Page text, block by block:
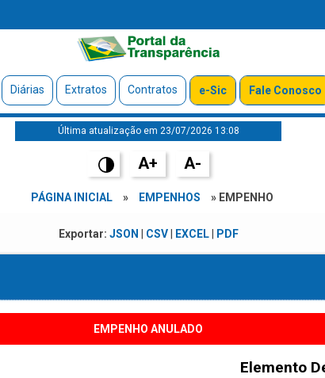
Diárias Extratos Contratos e-Sic Fale Conosco
Última atualização em 23/07/2026 13:08
A+ A-
PÁGINA INICIAL » EMPENHOS » EMPENHO
Exportar: JSON CSV| EXCEL| PDF
EMPENHO ANULADO
Elemento